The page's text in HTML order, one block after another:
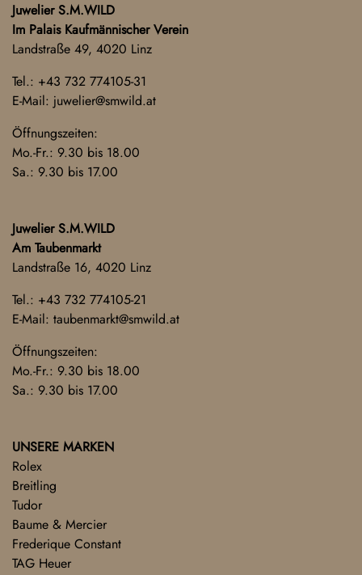
Juwelier S.M.WILD
Im Palais Kaufmännischer Verein
Landstraße 49, 4020 Linz
Tel.: +43 732 774105-31
E-Mail: juwelier@smwild.at
Öffnungszeiten:
Mo.-Fr.: 9.30 bis 18.00
Sa.: 9.30 bis 17.00
Juwelier S.M.WILD
Am Taubenmarkt
Landstraße 16, 4020 Linz
Tel.: +43 732 774105-21
E-Mail: taubenmarkt@smwild.at
Öffnungszeiten:
Mo.-Fr.: 9.30 bis 18.00
Sa.: 9.30 bis 17.00
UNSERE MARKEN
Rolex
Breitling
Tudor
Baume & Mercier
Frederique Constant
TAG Heuer